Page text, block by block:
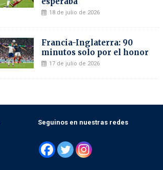
18 de julio de 2026
Francia-Inglaterra: 90
minutos solo por el honor
17 de julio de 2026
Seguinos en nuestras redes